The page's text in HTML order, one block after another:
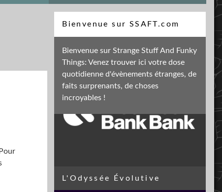
Bienvenue sur SSAFT.com
Bienvenue sur Strange Stuff And Funky
Things: Venez trouver ici votre dose
quotidienne d'évènements étranges, de
faits surprenants, de choses
incroyables !
Recherche
Soutenez mon activité
L'Odyssée Évolutive